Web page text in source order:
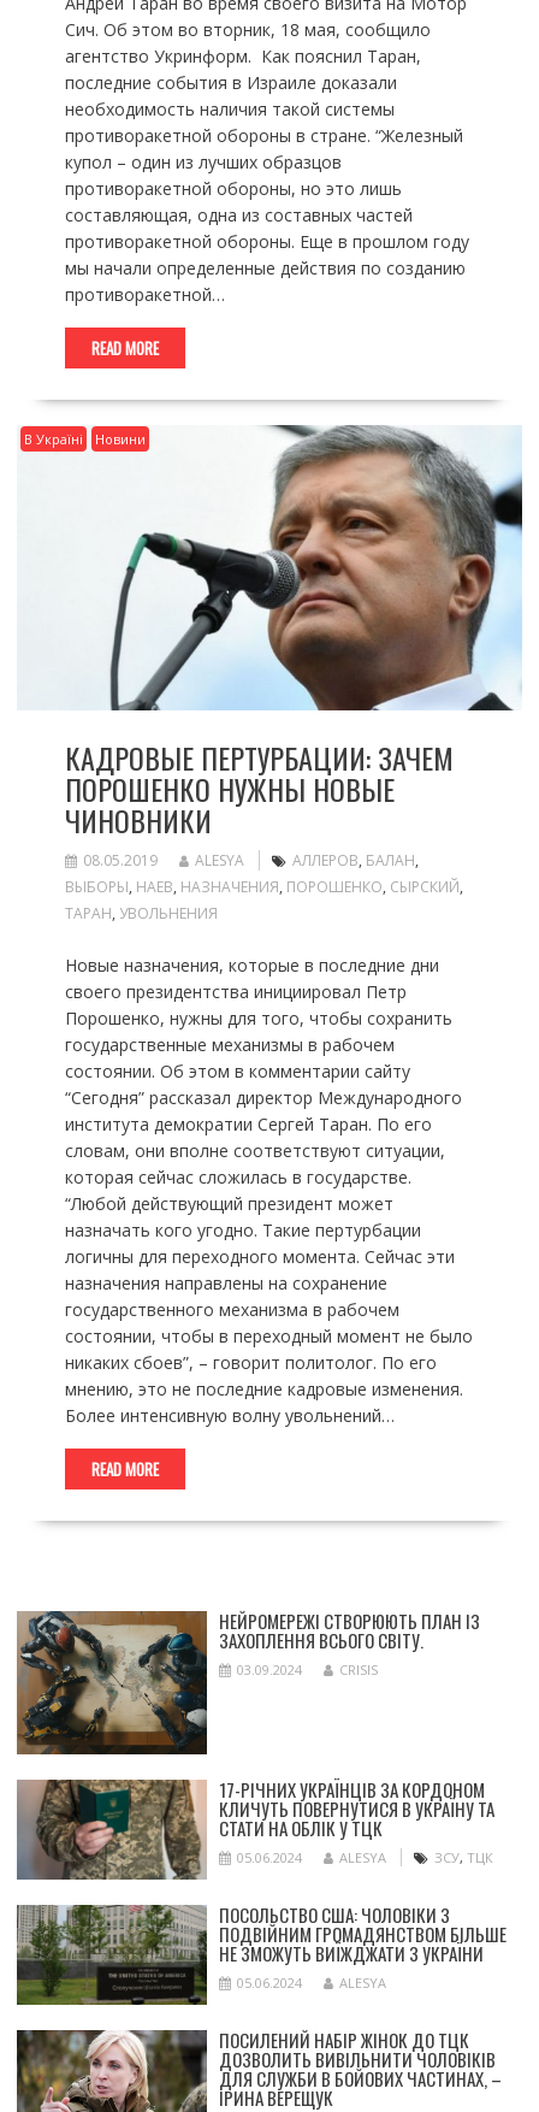
Сич. Об этом во вторник, 18 мая, сообщило
агентство Укринформ. Как пояснил Таран,
последние события в Израиле доказали
необходимость наличия такой системы
противоракетной обороны в стране. “Железный
купол – один из лучших образцов
противоракетной обороны, но это лишь
составляющая, одна из составных частей
противоракетной обороны. Еще в прошлом году
мы начали определенные действия по созданию
противоракетной…
READ MORE
В Україні Новини
КАДРОВЫЕ ПЕРТУРБАЦИИ: ЗАЧЕМ
ПОРОШЕНКО НУЖНЫ НОВЫЕ
ЧИНОВНИКИ
08.05.2019 ALESYA АЛЛЕРОВ, БАЛАН,
ВЫБОРЫ, НАЕВ, НАЗНАЧЕНИЯ, ПОРОШЕНКО, СЫРСКИЙ,
ТАРАН, УВОЛЬНЕНИЯ
Новые назначения, которые в последние дни
своего президентства инициировал Петр
Порошенко, нужны для того, чтобы сохранить
государственные механизмы в рабочем
состоянии. Об этом в комментарии сайту
“Сегодня” рассказал директор Международного
института демократии Сергей Таран. По его
словам, они вполне соответствуют ситуации,
которая сейчас сложилась в государстве.
“Любой действующий президент может
назначать кого угодно. Такие пертурбации
логичны для переходного момента. Сейчас эти
назначения направлены на сохранение
государственного механизма в рабочем
состоянии, чтобы в переходный момент не было
никаких сбоев”, – говорит политолог. По его
мнению, это не последние кадровые изменения.
Более интенсивную волну увольнений…
READ MORE
НЕЙРОМЕРЕЖІ СТВОРЮЮТЬ ПЛАН ІЗ
ЗАХОПЛЕННЯ ВСЬОГО СВІТУ.
03.09.2024 CRISIS
17-РІЧНИХ УКРАЇНЦІВ ЗА КОРДОНОМ
КЛИЧУТЬ ПОВЕРНУТИСЯ В УКРАЇНУ ТА
СТАТИ НА ОБЛІК У ТЦК
05.06.2024 ALESYA ЗСУ, ТЦК
ПОСОЛЬСТВО США: ЧОЛОВІКИ З
ПОДВІЙНИМ ГРОМАДЯНСТВОМ БІЛЬШЕ
НЕ ЗМОЖУТЬ ВИЇЖДЖАТИ З УКРАЇНИ
05.06.2024 ALESYA
ПОСИЛЕНИЙ НАБІР ЖІНОК ДО ТЦК
ДОЗВОЛИТЬ ВИВІЛЬНИТИ ЧОЛОВІКІВ
ДЛЯ СЛУЖБИ В БОЙОВИХ ЧАСТИНАХ, –
ІРИНА ВЕРЕЩУК